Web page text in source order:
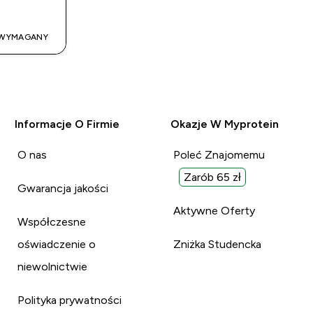
Informacje O Firmie
O nas
Gwarancja jakości
Współczesne
oświadczenie o
niewolnictwie
Polityka prywatności
Okazje W Myprotein
Poleć Znajomemu
Zarób 65 zł
Aktywne Oferty
Zniżka Studencka